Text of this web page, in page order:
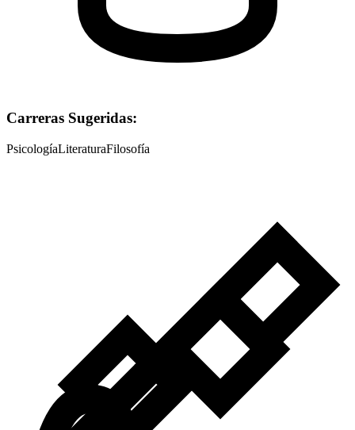
Carreras Sugeridas:
PsicologíaLiteraturaFilosofía